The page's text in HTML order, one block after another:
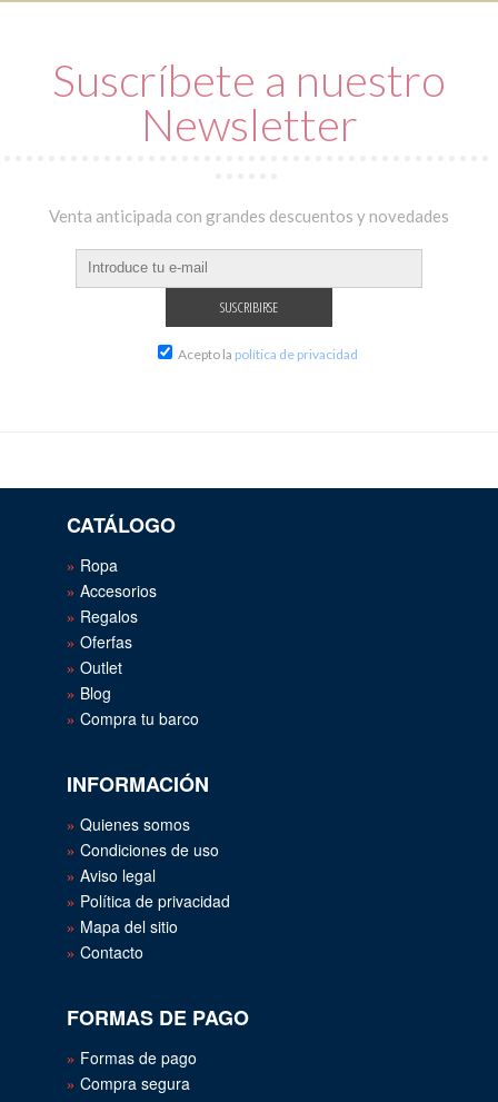
Suscríbete a nuestro
Newsletter
Venta anticipada con grandes descuentos y novedades
Acepto la política de privacidad
CATÁLOGO
Ropa
Accesorios
Regalos
Oferfas
Outlet
Blog
Compra tu barco
INFORMACIÓN
Quienes somos
Condiciones de uso
Aviso legal
Política de privacidad
Mapa del sitio
Contacto
FORMAS DE PAGO
Formas de pago
Compra segura